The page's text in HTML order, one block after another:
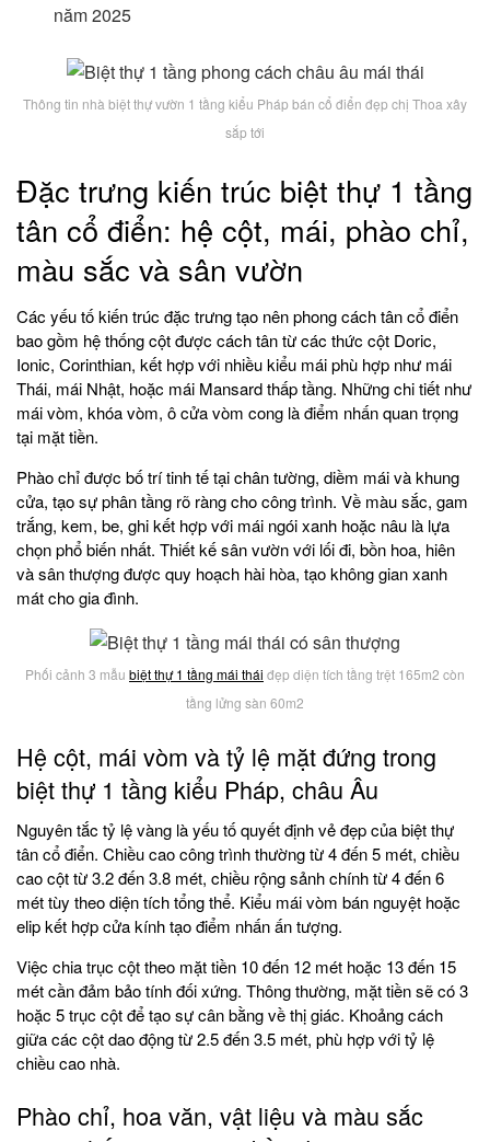
năm 2025
Thông tin nhà biệt thự vườn 1 tầng kiểu Pháp bán cổ điển đẹp chị Thoa xây
sắp tới
Đặc trưng kiến trúc biệt thự 1 tầng
tân cổ điển: hệ cột, mái, phào chỉ,
màu sắc và sân vườn
Các yếu tố kiến trúc đặc trưng tạo nên phong cách tân cổ điển
bao gồm hệ thống cột được cách tân từ các thức cột Doric,
Ionic, Corinthian, kết hợp với nhiều kiểu mái phù hợp như mái
Thái, mái Nhật, hoặc mái Mansard thấp tầng. Những chi tiết như
mái vòm, khóa vòm, ô cửa vòm cong là điểm nhấn quan trọng
tại mặt tiền.
Phào chỉ được bố trí tinh tế tại chân tường, diềm mái và khung
cửa, tạo sự phân tầng rõ ràng cho công trình. Về màu sắc, gam
trắng, kem, be, ghi kết hợp với mái ngói xanh hoặc nâu là lựa
chọn phổ biến nhất. Thiết kế sân vườn với lối đi, bồn hoa, hiên
và sân thượng được quy hoạch hài hòa, tạo không gian xanh
mát cho gia đình.
Phối cảnh 3 mẫu biệt thự 1 tầng mái thái đẹp diện tích tầng trệt 165m2 còn
tầng lửng sàn 60m2
Hệ cột, mái vòm và tỷ lệ mặt đứng trong
biệt thự 1 tầng kiểu Pháp, châu Âu
Nguyên tắc tỷ lệ vàng là yếu tố quyết định vẻ đẹp của biệt thự
tân cổ điển. Chiều cao công trình thường từ 4 đến 5 mét, chiều
cao cột từ 3.2 đến 3.8 mét, chiều rộng sảnh chính từ 4 đến 6
mét tùy theo diện tích tổng thể. Kiểu mái vòm bán nguyệt hoặc
elip kết hợp cửa kính tạo điểm nhấn ấn tượng.
Việc chia trục cột theo mặt tiền 10 đến 12 mét hoặc 13 đến 15
mét cần đảm bảo tính đối xứng. Thông thường, mặt tiền sẽ có 3
hoặc 5 trục cột để tạo sự cân bằng về thị giác. Khoảng cách
giữa các cột dao động từ 2.5 đến 3.5 mét, phù hợp với tỷ lệ
chiều cao nhà.
Phào chỉ, hoa văn, vật liệu và màu sắc